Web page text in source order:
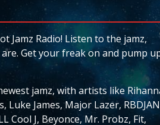
Jamz Radio! Listen to the jamz,
Get your freak on and pump
jamz, with artists like
Luke James, Major Lazer,
Cool J, Beyonce, Mr. Probz, Fit,